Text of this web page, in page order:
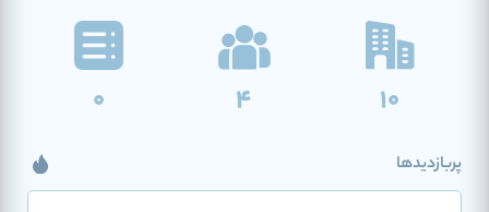
10
4
0
پربازدیدها